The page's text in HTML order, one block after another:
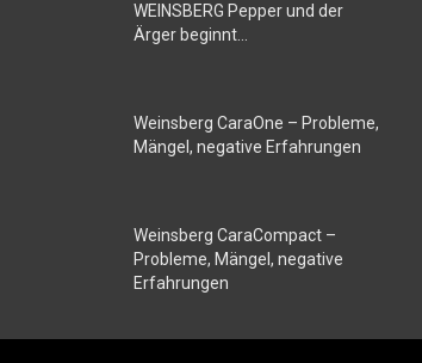
WEINSBERG Pepper und der
Ärger beginnt…
Weinsberg CaraOne – Probleme,
Mängel, negative Erfahrungen
Weinsberg CaraCompact –
Probleme, Mängel, negative
Erfahrungen